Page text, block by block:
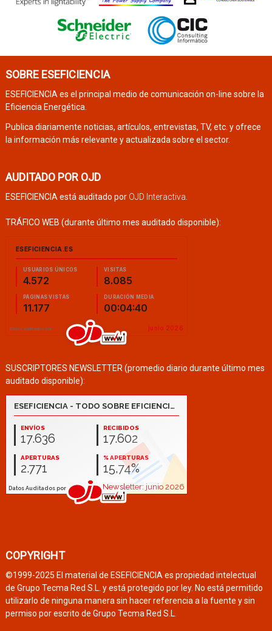
SOBRE ESEFICIENCIA
ESEFICIENCIA es el principal medio de comunicación on-line sobre la
Eficiencia Energética.
Publica diariamente noticias, artículos, entrevistas, TV, etc. y ofrece
la información más relevante y actualizada sobre el sector.
AUDITADO POR OJD
ESEFICIENCIA está auditado por OJD Interactiva
TRÁFICO WEB (durante último mes auditado disponible):
SUSCRIPTORES NEWSLETTER (promedio diario durante último mes
auditado disponible):
COPYRIGHT
©1999-2025 El material de ESEFICIENCIA es propiedad intelectual
de Grupo Tecma Red S.L. y está protegido por ley. No está permitido
utilizarlo de ninguna manera sin hacer referencia a la fuente y sin
permiso por escrito de Grupo Tecma Red S.L.